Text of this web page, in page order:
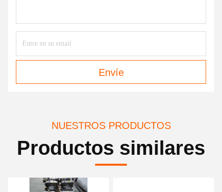
Envíe
NUESTROS PRODUCTOS
Productos similares